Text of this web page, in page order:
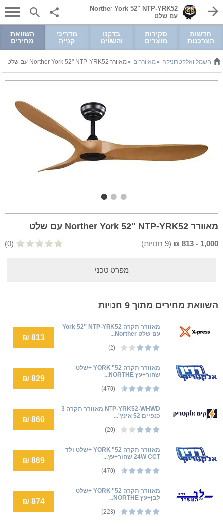
Norther York 52" NTP-YRK52
עם שלט
חדשות
הצרכנות
סקירות
מוצרים
בדקנו
והשווינו
מדריכי
קנייה
השוואת
מחירים
> חשמל ואלקטרוניקה >מאווררים >מאוורר Norther York 52" NTP-YRK52 עם שלט
מאוורר Norther York 52" NTP-YRK52 עם שלט
1,000
-
813
₪
(
9 חנויות) (0)
מפרט טכני
השוואת מחירים מתוך 9 חנויות
‏מאוורר תקרה York 52'' NTP-YRK52
עם שלט Norther...
(2)
813 ₪
מאוורר תקרה 52" YORK +שלט
שחור+עץ NORTHE...
(470)
829 ₪
NTP-YRK52-WHWD מאוורר תקרה 3
כנפיים 52 אינץ'...
(20)
860 ₪
מאוורר תקרה 52" YORK +שלט ולד
24W CCT שחור+עץ...
(470)
869 ₪
מאוורר תקרה 52'' YORK +שלט
לבן+עץ NORTHE...
(223)
874 ₪